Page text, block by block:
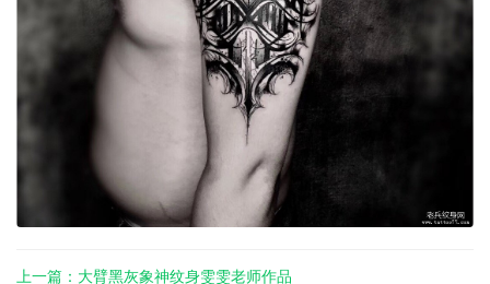
上一篇：大臂黑灰象神纹身雯雯老师作品